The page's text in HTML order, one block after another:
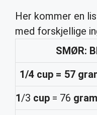
Her kommer en
med forskjellige
SMØR:
1/4 cup = 57
1/3 cup = 76 gram